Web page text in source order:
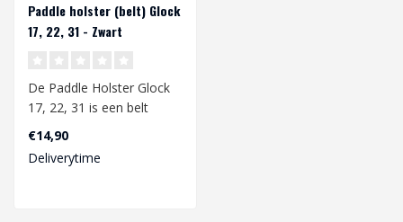
Paddle holster (belt) Glock
17, 22, 31 - Zwart
De Paddle Holster Glock
17, 22, 31 is een belt
holster speciaal
ontwikkeld voor ..
€14,90
Deliverytime